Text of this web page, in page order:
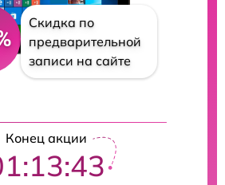
Скидка по
предварительной
записи на сайте
Конец акции